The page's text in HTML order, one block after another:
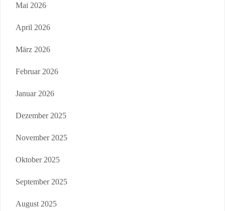
Mai 2026
April 2026
März 2026
Februar 2026
Januar 2026
Dezember 2025
November 2025
Oktober 2025
September 2025
August 2025